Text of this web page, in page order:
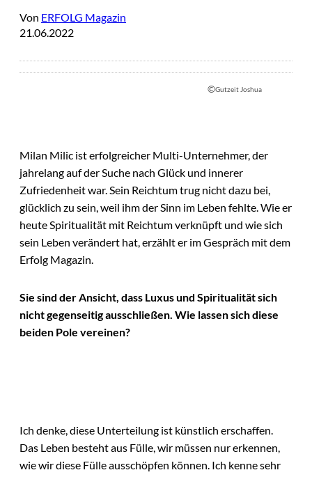
Von ERFOLG Magazin
21.06.2022
©Gutzeit Joshua
Milan Milic ist erfolgreicher Multi-Unternehmer, der
jahrelang auf der Suche nach Glück und innerer
Zufriedenheit war. Sein Reichtum trug nicht dazu bei,
glücklich zu sein, weil ihm der Sinn im Leben fehlte. Wie er
heute Spiritualität mit Reichtum verknüpft und wie sich
sein Leben verändert hat, erzählt er im Gespräch mit dem
Erfolg Magazin.
Sie sind der Ansicht, dass Luxus und Spiritualität sich
nicht gegenseitig ausschließen. Wie lassen sich diese
beiden Pole vereinen?
Ich denke, diese Unterteilung ist künstlich erschaffen.
Das Leben besteht aus Fülle, wir müssen nur erkennen,
wie wir diese Fülle ausschöpfen können. Ich kenne sehr